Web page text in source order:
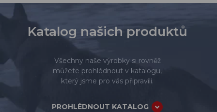
Katalog našich produktů
Všechny naše výrobky si rovněž
můžete prohlédnout v katalogu,
který jsme pro vás připravili.
PROHLÉDNOUT KATALOG